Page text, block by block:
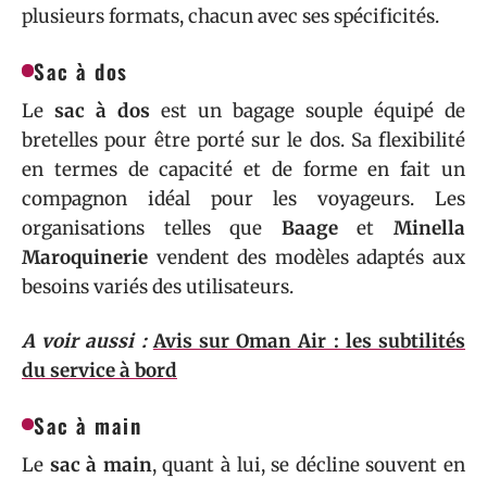
plusieurs formats, chacun avec ses spécificités.
Sac à dos
Le sac à dos est un bagage souple équipé de
bretelles pour être porté sur le dos. Sa flexibilité
en termes de capacité et de forme en fait un
compagnon idéal pour les voyageurs. Les
organisations telles que BaageetMinella
Maroquinerie vendent des modèles adaptés aux
besoins variés des utilisateurs.
A voir aussi : Avis sur Oman Air : les subtilités
du service à bord
Sac à main
Le sac à main, quant à lui, se décline souvent en